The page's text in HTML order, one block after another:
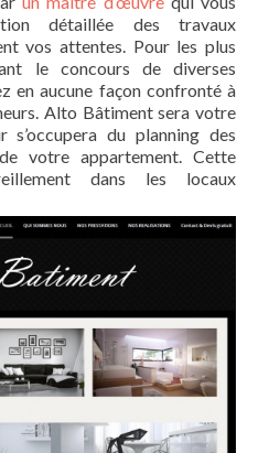
détaillée des travaux
vos attentes. Pour les plus
le concours de diverses
en aucune façon confronté à
Alto Bâtiment sera votre
du planning des
votre appartement. Cette
dans les locaux